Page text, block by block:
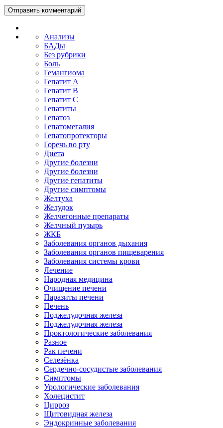
Анализы
БАДы
Без рубрики
Боль
Гемангиома
Гепатит A
Гепатит B
Гепатит C
Гепатиты
Гепатоз
Гепатомегалия
Гепатопротекторы
Горечь во рту
Диета
Другие болезни
Другие болезни
Другие гепатиты
Другие симптомы
Желтуха
Желудок
Желчегонные препараты
Желчный пузырь
ЖКБ
Заболевания органов дыхания
Заболевания органов пищеварения
Заболевания системы крови
Лечение
Народная медицина
Очищение печени
Паразиты печени
Печень
Поджелудочная железа
Поджелудочная железа
Проктологические заболевания
Разное
Рак печени
Селезёнка
Сердечно-сосудистые заболевания
Симптомы
Урологические заболевания
Холецистит
Цирроз
Щитовидная железа
Эндокринные заболевания